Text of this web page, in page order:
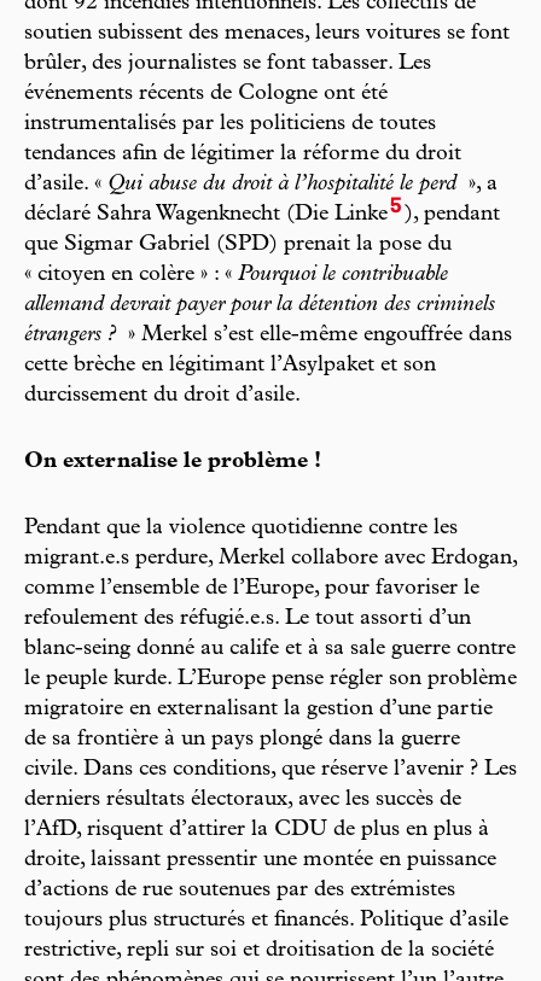
soutien subissent des menaces, leurs voitures se font
brûler, des journalistes se font tabasser. Les
événements récents de Cologne ont été
instrumentalisés par les politiciens de toutes
tendances afin de légitimer la réforme du droit
d’asile. « Qui abuse du droit à l’hospitalité le perd », a
déclaré Sahra Wagenknecht (Die Linke5 ), pendant
que Sigmar Gabriel (SPD) prenait la pose du
« citoyen en colère » : « Pourquoi le contribuable
allemand devrait payer pour la détention des criminels
étrangers ? » Merkel s’est elle-même engouffrée dans
cette brèche en légitimant l’Asylpaket et son
durcissement du droit d’asile.
On externalise le problème !
Pendant que la violence quotidienne contre les
migrant.e.s perdure, Merkel collabore avec Erdogan,
comme l’ensemble de l’Europe, pour favoriser le
refoulement des réfugié.e.s. Le tout assorti d’un
blanc-seing donné au calife et à sa sale guerre contre
le peuple kurde. L’Europe pense régler son problème
migratoire en externalisant la gestion d’une partie
de sa frontière à un pays plongé dans la guerre
civile. Dans ces conditions, que réserve l’avenir ? Les
derniers résultats électoraux, avec les succès de
l’AfD, risquent d’attirer la CDU de plus en plus à
droite, laissant pressentir une montée en puissance
d’actions de rue soutenues par des extrémistes
toujours plus structurés et financés. Politique d’asile
restrictive, repli sur soi et droitisation de la société